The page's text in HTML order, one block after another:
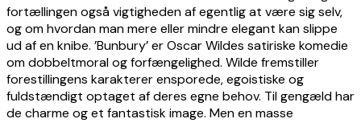
fortællingen også vigtigheden af egentlig at være sig selv,
og om hvordan man mere eller mindre elegant kan slippe
ud af en knibe. ’Bunbury’ er Oscar Wildes satiriske komedie
om dobbeltmoral og forfængelighed. Wilde fremstiller
forestillingens karakterer ensporede, egoistiske og
fuldstændigt optaget af deres egne behov. Til gengæld har
de charme og et fantastisk image. Men en masse